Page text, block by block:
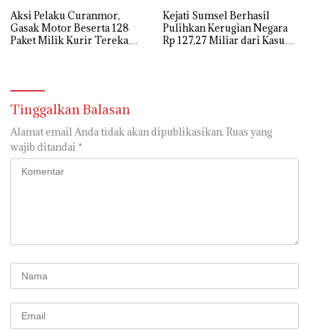
Aksi Pelaku Curanmor,
Gasak Motor Beserta 128
Paket Milik Kurir Terekam
Kejati Sumsel Berhasil
Pulihkan Kerugian Negara
Rp 127,27 Miliar dari Kasus
Tinggalkan Balasan
Alamat email Anda tidak akan dipublikasikan. Ruas yang
wajib ditandai *